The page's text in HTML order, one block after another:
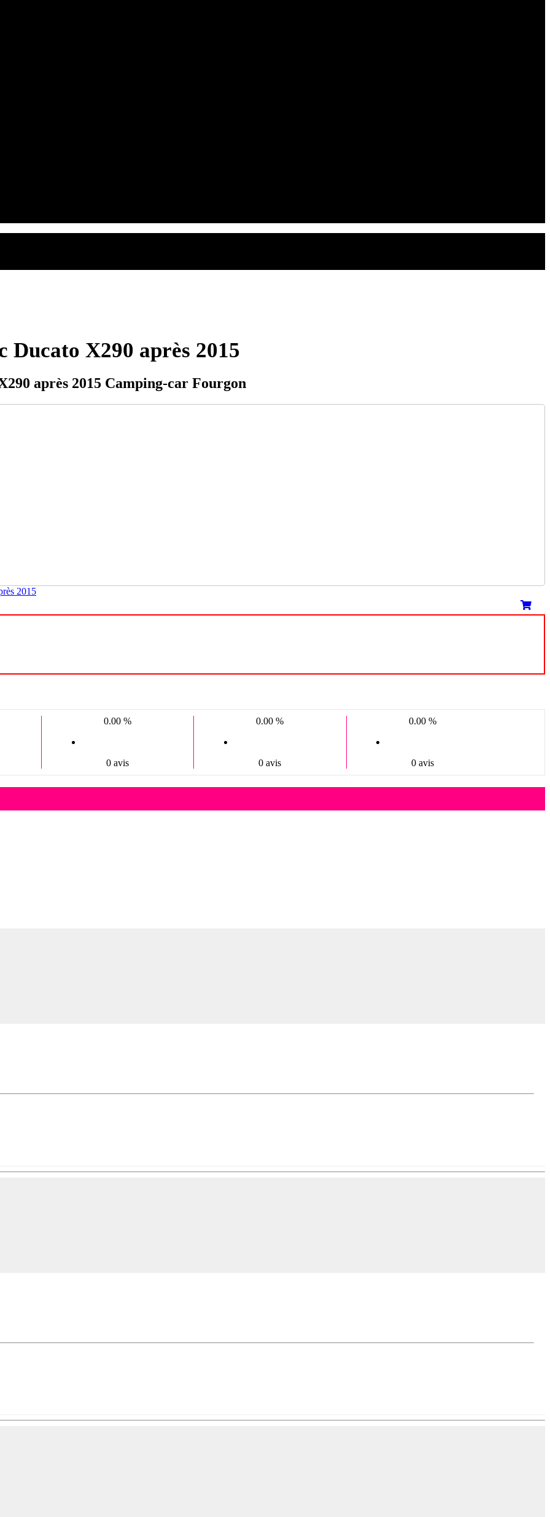
Ducato X290 après 2015
après 2015 Camping-car Fourgon
2015
0.00 %
0 avis
0.00 %
0 avis
0.00 %
0 avis